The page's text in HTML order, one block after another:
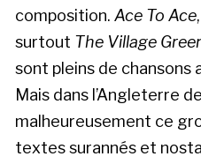
composition. Ace To Ace,
surtout The Village
sont pleins de chansons
Mais dans l’Angleterre
malheureusement ce
textes surannés et